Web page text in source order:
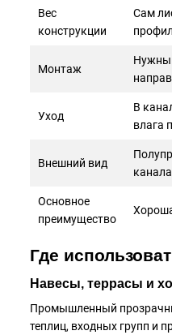
Вес
конструкции
Сам
Монтаж
Нужны
Уход
В
влага
Внешний вид
Основное
преимущество
Где
Навесы, террасы и
Промышленный
теплиц, входных групп и